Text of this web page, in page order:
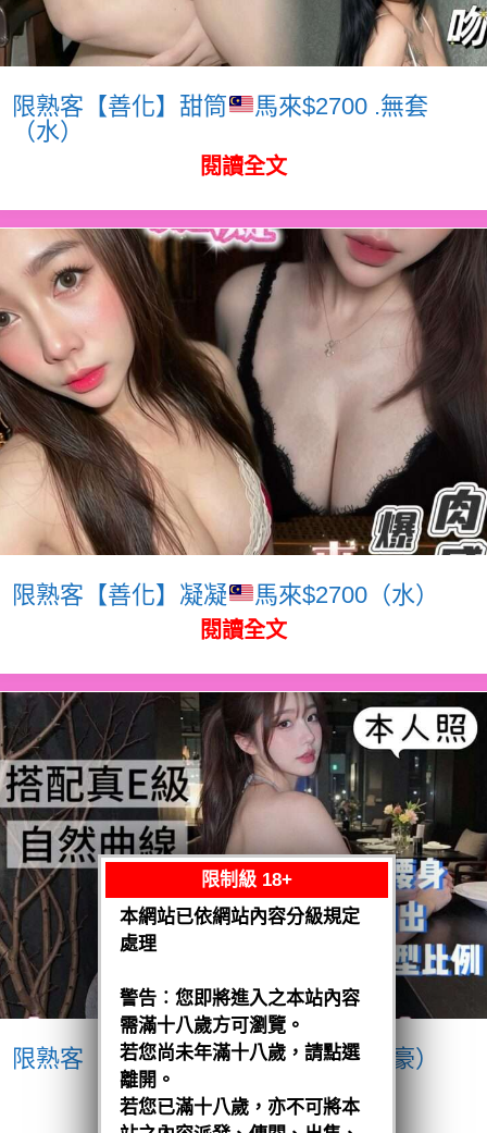
限熟客【善化】甜筒
馬來$2700 .無套
（水）
閱讀全文
限熟客【善化】凝凝 馬來$2700（水）
閱讀全文
限熟客【南區】愛紗 越南$3200（豪）
閱讀全文
限制級 18+
本網站已依網站內容分級規定
處理
警告︰您即將進入之本站內容
需滿十八歲方可瀏覽。
若您尚未年滿十八歲，請點選
離開。
若您已滿十八歲，亦不可將本